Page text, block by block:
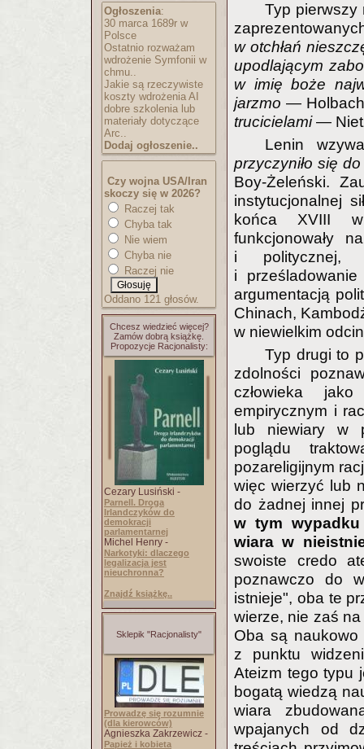
Ogłoszenia:
30 marca 1689r w
Polsce
Ostatnio rozważam
wdrożenie Symfonii w
chmu..
Jakie są rzeczywiste
koszty wdrożenia AI
dobre szkolenia lub
materiały dotyczące
Arc..
Dodaj ogłoszenie..
Czy wojna USA/Iran
skoczy się w 2026?
Raczej tak
Chyba tak
Nie wiem
Chyba nie
Raczej nie
Oddano 121 głosów.
Chcesz wiedzieć więcej?
Zamów dobrą książkę.
Propozycje Racjonalisty:
Cezary Lusiński -
Parnell. Droga
Irlandczyków do
demokracji
parlamentarnej
Michel Henry -
Narkotyki: dlaczego
legalizacja jest
nieuchronna?
Znajdź książkę..
Sklepik "Racjonalisty"
Prowadzę się rozumnie
(dla kierowców)
Agnieszka Zakrzewicz -
Papież i kobieta
Typ pierwszy
w otchłań
upodlającym
w imię boże
jarzmo —
trucicielami—
Lenin
przyczyniło się
Boy-Żeleński.
instytucjonalnej
końca XVIII
funkcjonowały
i politycznej,
i
argumentacją
Chinach,
w niewielkim
Typ drugi to
zdolności
człowieka
empirycznym i
lub niewiary w
poglądu
pozareligijnym
więc wierzyć lub
do żadnej innej
w tym
wiara w
swoiste credo
poznawczo do
istnieje", oba te
wierze, nie zaś
Oba są naukowo
z punktu
Ateizm tego typu
bogatą wiedzą
wiara
wpajanych od